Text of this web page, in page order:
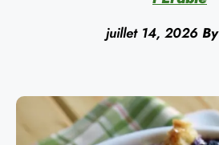
juillet 14, 2026 By